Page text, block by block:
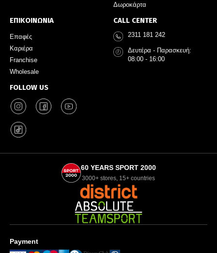
Δωροκάρτα
ΕΠΙΚΟΙΝΩΝΙΑ
Επαφές
Καριέρα
Franchise
Wholesale
FOLLOW US
CALL CENTER
2311 181 242
Δευτέρα - Παρασκευή:
08:00 - 16:00
60 YEARS SPORT 2000
3000+ stores, 15+ countries
Payment